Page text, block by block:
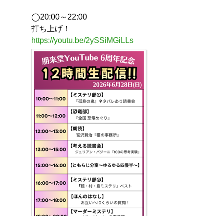
◯20:00～22:00
打ち上げ！
https://youtu.be/2ySSiMGiLLs